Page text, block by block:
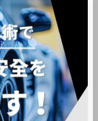
すためには、事前準
に東京都大田区羽田
業者ごとの対応や査
いて比較検討するこ
数の業者の査定を
を引き出せる可能性